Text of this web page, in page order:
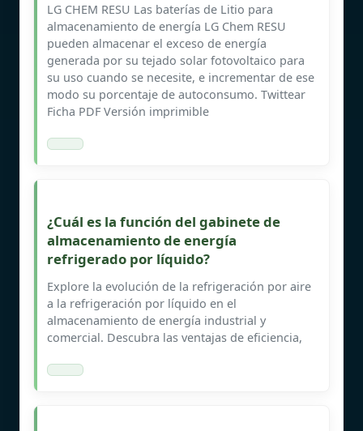
LG CHEM RESU Las baterías de Litio para
almacenamiento de energía LG Chem RESU
pueden almacenar el exceso de energía
generada por su tejado solar fotovoltaico para
su uso cuando se necesite, e incrementar de ese
modo su porcentaje de autoconsumo. Twittear
Ficha PDF Versión imprimible
¿Cuál es la función del gabinete de
almacenamiento de energía
refrigerado por líquido?
Explore la evolución de la refrigeración por aire
a la refrigeración por líquido en el
almacenamiento de energía industrial y
comercial. Descubra las ventajas de eficiencia,